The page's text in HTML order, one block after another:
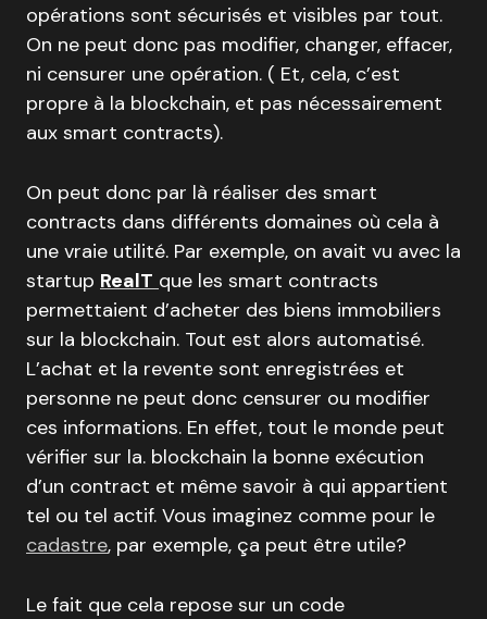
opérations sont sécurisés et visibles par tout.
On ne peut donc pas modifier, changer, effacer,
ni censurer une opération. ( Et, cela, c’est
propre à la blockchain, et pas nécessairement
aux smart contracts).
On peut donc par là réaliser des smart
contracts dans différents domaines où cela à
une vraie utilité. Par exemple, on avait vu avec la
startup RealT que les smart contracts
permettaient d’acheter des biens immobiliers
sur la blockchain. Tout est alors automatisé.
L’achat et la revente sont enregistrées et
personne ne peut donc censurer ou modifier
ces informations. En effet, tout le monde peut
vérifier sur la. blockchain la bonne exécution
d’un contract et même savoir à qui appartient
tel ou tel actif. Vous imaginez comme pour le
cadastre, par exemple, ça peut être utile?
Le fait que cela repose sur un code